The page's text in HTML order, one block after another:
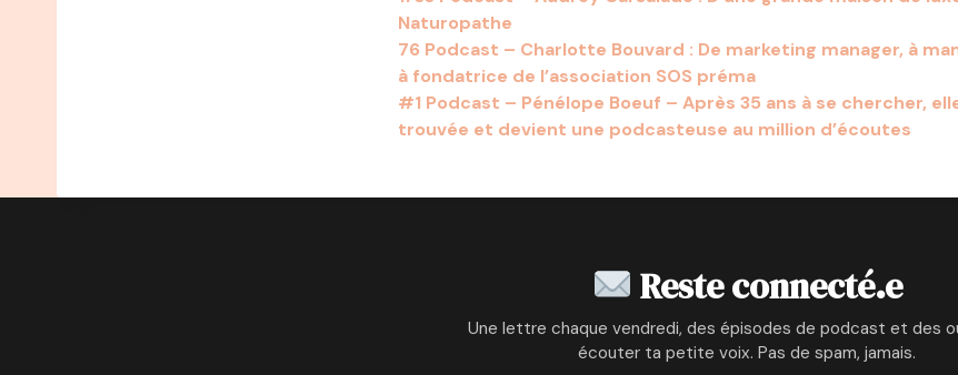
Naturopathe
76 Podcast – Charlotte Bouvard : De marketing manager, à
à fondatrice de l’association SOS préma
#1 Podcast – Pénélope Boeuf – Après 35 ans à se chercher,
trouvée et devient une podcasteuse au million d’écoutes
Reste connecté.e
Une lettre chaque vendredi, des épisodes de podcast et des
écouter ta petite voix. Pas de spam, jamais.